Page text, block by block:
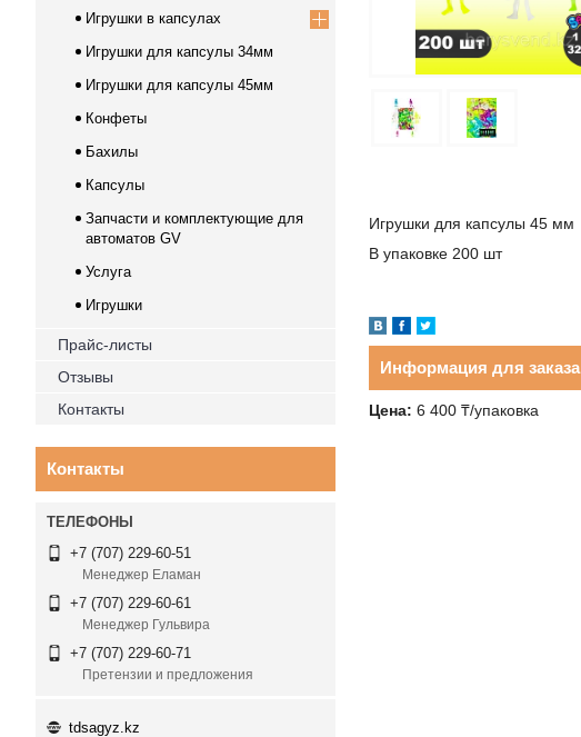
Игрушки для капсулы 45 мм
В упаковке 200 шт
Информация для заказа
Цена: 6 400 ₸/упаковка
Игрушки в капсулах
Игрушки для капсулы 34мм
Игрушки для капсулы 45мм
Конфеты
Бахилы
Капсулы
Запчасти и комплектующие для
автоматов GV
Услуга
Игрушки
Прайс-листы
Отзывы
Контакты
Контакты
+7 (707) 229-60-51
Менеджер Еламан
+7 (707) 229-60-61
Менеджер Гульвира
+7 (707) 229-60-71
Претензии и предложения
tdsagyz.kz